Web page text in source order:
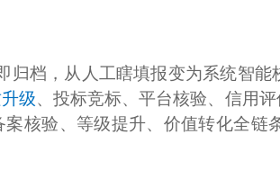
归档，从人工瞎填报变为系统智
级、投标竞标、平台核验、信用
核验、等级提升、价值转化全